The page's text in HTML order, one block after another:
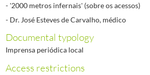
- '2000 metros infernais' (sobre os acessos)
- Dr. José Esteves de Carvalho, médico
Documental typology
Imprensa periódica local
Access restrictions